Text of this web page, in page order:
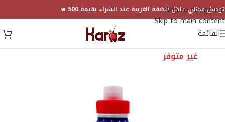
Skip to navigation
Skip to main content
توصيل مجاني داخل الضفة الغربية عند الشراء بقيمة 500 ₪
القائمة
غير متوفر